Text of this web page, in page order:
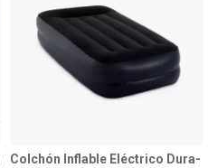
Colchón Inflable Eléctrico Dura-